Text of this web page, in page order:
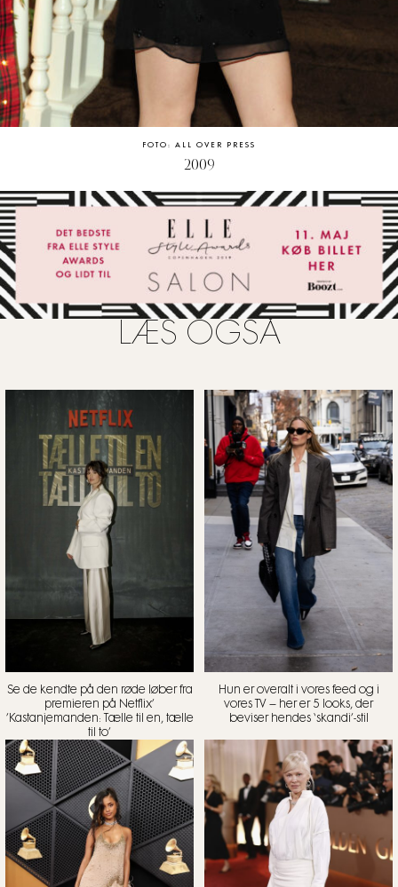
FOTO: ALL OVER PRESS
2009
LÆS OGSÅ
Se de kendte på den røde løber fra
premieren på Netflix’
’Kastanjemanden: Tælle til en, tælle
til to’
Hun er overalt i vores feed og i
vores TV – her er 5 looks, der
beviser hendes ‘skandi’-stil